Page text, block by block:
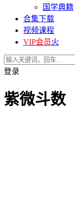
国学典籍
合集下载
视频课程
VIP会员火
登录
紫微斗数